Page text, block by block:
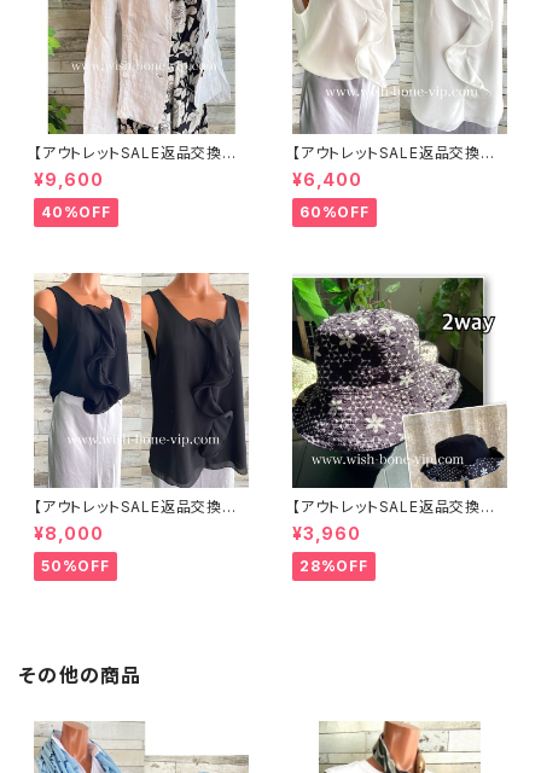
【アウトレットSALE返品交換不
可8/20まで】イタリア製サマー
ジャケット｜Made in ITALY｜
リネン麻 飾りエリ ジャケット/ホ
ワイト
¥9,600
40%OFF
【アウトレットSALE返品交換不
可8/20まで】イタリア製 CASA
DEILUCA ITALY｜前フリル＆B
IGフリルトップス /ホワイト
¥6,400
60%OFF
【アウトレットSALE返品交換不
可8/20まで】イタリア製 CASA
DEILUCA ITALY｜前フリル＆B
IGフリルトップス /ブラック
¥8,000
50%OFF
【アウトレットSALE返品交換不
可8/20まで】ワッフル立体フラワ
ー＆無地 2way リバーシブルハ
ット・ワイヤー入り変形ハット・フ
ラワー帽子【ブラック】
¥3,960
28%OFF
その他の商品